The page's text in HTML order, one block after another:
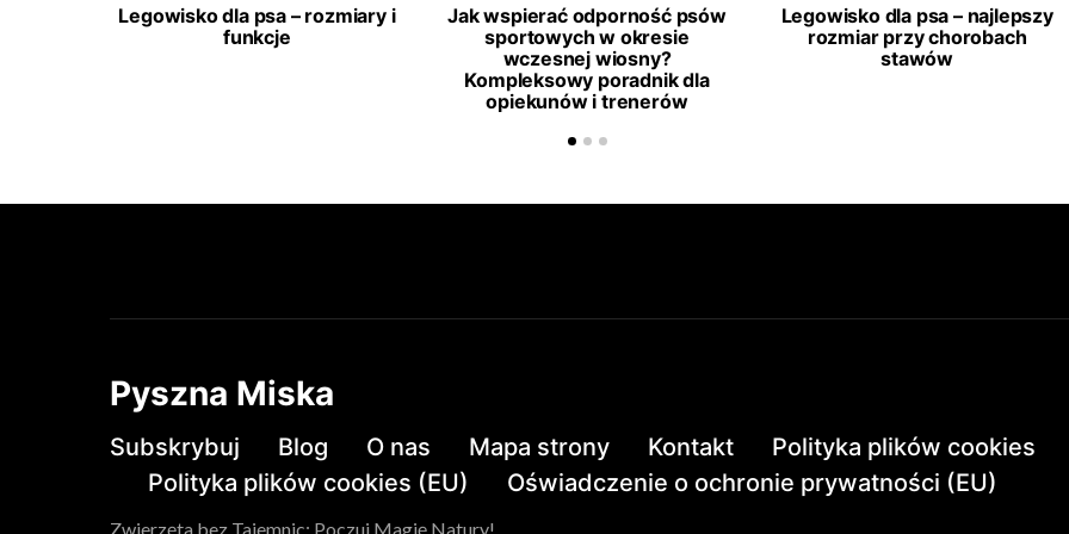
Legowisko dla psa – rozmiary i
funkcje
Jak wspierać odporność psów
sportowych w okresie
wczesnej wiosny?
Kompleksowy poradnik dla
opiekunów i trenerów
Legowisko dla psa – najlepszy
rozmiar przy chorobach
stawów
Pyszna Miska
Subskrybuj Blog O nas Mapa strony Kontakt Polityka plików cookies
Polityka plików cookies (EU)
Oświadczenie o ochronie prywatności (EU)
Zwierzęta bez Tajemnic: Poczuj Magię Natury!